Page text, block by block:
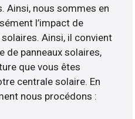
Ainsi, nous sommes en
l’impact de
Ainsi, il convient
de panneaux solaires,
que vous êtes
centrale solaire. En
nous procédons :